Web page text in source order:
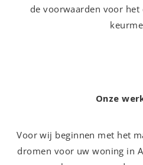
de voorwaarden voor het
Onze
Voor wij beginnen met het
dromen voor uw woning in